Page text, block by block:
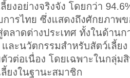
ยงอย่างจริงจัง โดยกว่า
การไทย ซึ่งแสดงถึงศักยภาพ
ลาดต่างประเทศ ทั้งในด้านก
ละนวัตกรรมสำหรับสัตว์เลี้ย
วต่อเนื่อง โดยเฉพาะในกลุ่ม
ยงในฐานะสมาชิก